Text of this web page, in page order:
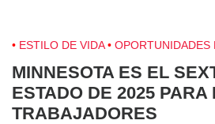
ESTILO DE VIDA OPORTUNIDADES
MINNESOTA ES EL
ESTADO DE 2025 PARA
TRABAJADORES